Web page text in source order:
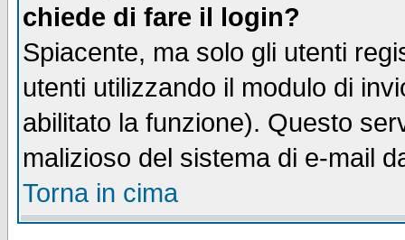
chiede di fare il login?
Spiacente, ma solo gli utenti
utenti utilizzando il modulo di
abilitato la funzione). Questo
malizioso del sistema di e-mail
Torna in cima